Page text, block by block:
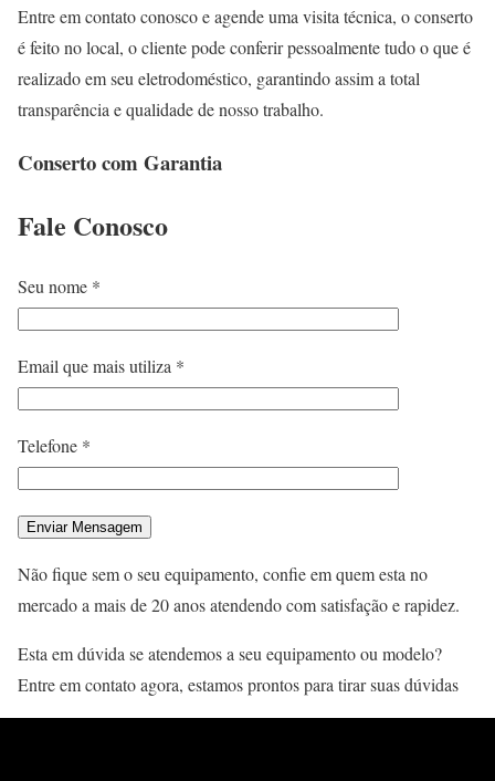
Entre em contato conosco e agende uma visita técnica, o conserto
é feito no local, o cliente pode conferir pessoalmente tudo o que é
realizado em seu eletrodoméstico, garantindo assim a total
transparência e qualidade de nosso trabalho.
Conserto com Garantia
Fale Conosco
Seu nome *
Email que mais utiliza *
Telefone *
Não fique sem o seu equipamento, confie em quem esta no
mercado a mais de 20 anos atendendo com satisfação e rapidez.
Esta em dúvida se atendemos a seu equipamento ou modelo?
Entre em contato agora, estamos prontos para tirar suas dúvidas